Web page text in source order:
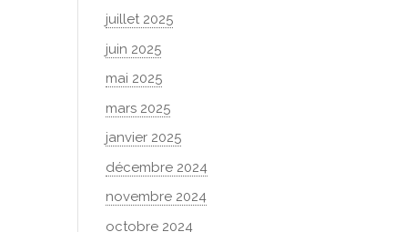
juillet 2025
juin 2025
mai 2025
mars 2025
janvier 2025
décembre 2024
novembre 2024
octobre 2024